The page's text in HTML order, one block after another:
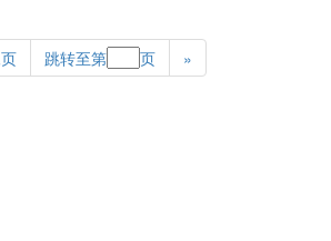
跳转至第 页 »